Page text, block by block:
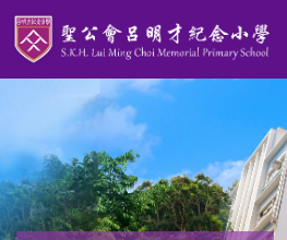
移至主內容